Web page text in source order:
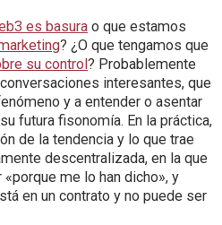
es basura o que estamos
? ¿O que tengamos que
su control ? Probablemente
interesantes, que
y a entender o asentar
futura fisonomía. En la práctica,
de la tendencia y lo que trae
descentralizada, en la que
me lo han dicho», y
en un contrato y no puede ser